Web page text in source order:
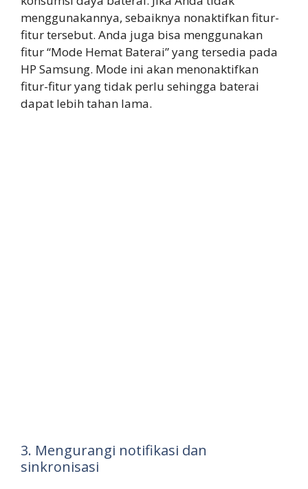
menggunakannya, sebaiknya nonaktifkan fitur-
fitur tersebut. Anda juga bisa menggunakan
fitur “Mode Hemat Baterai” yang tersedia pada
HP Samsung. Mode ini akan menonaktifkan
fitur-fitur yang tidak perlu sehingga baterai
dapat lebih tahan lama.
3. Mengurangi notifikasi dan
sinkronisasi